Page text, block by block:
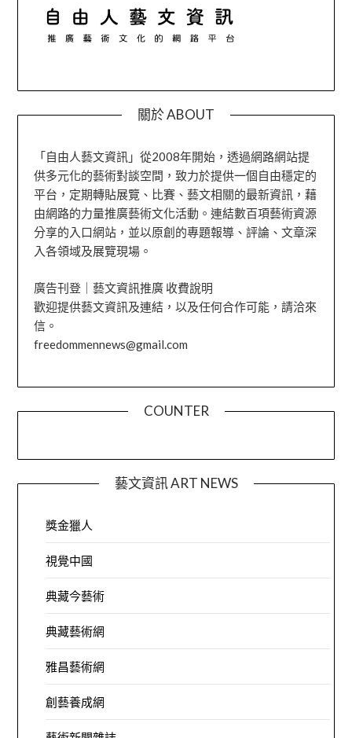
關於 ABOUT
「自由人藝文資訊」從2008年開始，透過網路網站提
供多元化的藝術對談空間，致力於提供一個自由穩定的
平台，定期轉貼展覽、比賽、藝文相關的最新資訊，藉
由網路的力量推廣藝術文化活動。連結數百項藝術資源
分享的入口網站，並以原創的專題報導、評論、文章深
入各領域及展覽現場。
廣告刊登｜藝文資訊推廣 收費說明
歡迎提供藝文資訊及連結，以及任何合作可能，請洽來
信。
freedommennews@gmail.com
COUNTER
藝文資訊 ART NEWS
獎金獵人
視覺中國
典藏今藝術
典藏藝術網
雅昌藝術網
創藝養成網